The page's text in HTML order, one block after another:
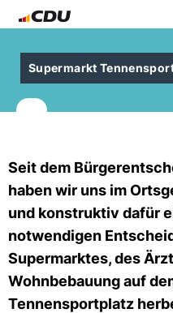
Supermarkt
Seit dem
haben wir uns im
und konstruktiv dafür
notwendigen
Supermarktes, des
Wohnbebauung auf
Tennensportplatz